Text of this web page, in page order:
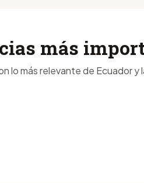
más
lo más relevante de Ecuador